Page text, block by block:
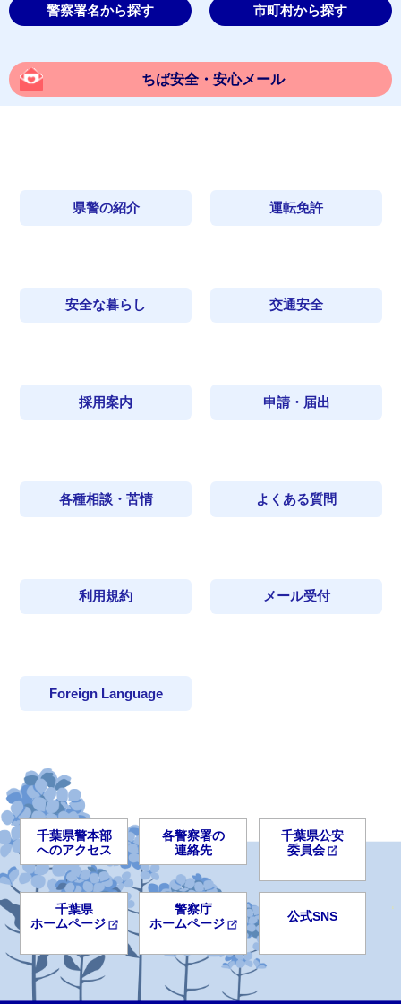
警察署名から探す 市町村から探す
ちば安全・安心メール
県警の紹介 運転免許
安全な暮らし 交通安全
採用案内 申請・届出
各種相談・苦情 よくある質問
利用規約 メール受付
Foreign Language
千葉県警本部
へのアクセス
各警察署の
連絡先
千葉県公安
委員会
千葉県
ホームページ
警察庁
ホームページ
公式SNS